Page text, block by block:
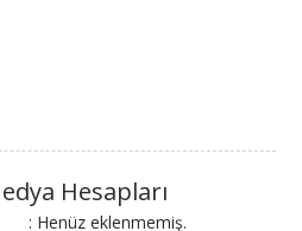
Hesapları
: Henüz eklenmemiş.